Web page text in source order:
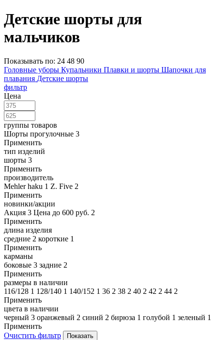
Детские шорты для
мальчиков
Показывать по: 24 48 90
Головные уборы Купальники Плавки и шорты Шапочки для
плавания Детские шорты
фильтр
Цена
группы товаров
Шорты прогулочные 3
Применить
тип изделий
шорты 3
Применить
производитель
Mehler haku 1 Z. Five 2
Применить
новинки/акции
Акция 3 Цена до 600 руб. 2
Применить
длина изделия
средние 2 короткие 1
Применить
карманы
боковые 3 задние 2
Применить
размеры в наличии
116/128 1 128/140 1 140/152 1 36 2 38 2 40 2 42 2 44 2
Применить
цвета в наличии
черный 3 оранжевый 2 синий 2 бирюза 1 голубой 1 зеленый 1
Применить
Очистить фильтр